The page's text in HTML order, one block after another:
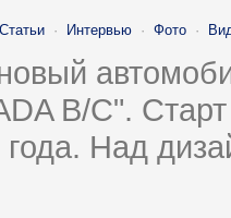
Статьи · Интервью · Фото ·
B/C".
года. Над